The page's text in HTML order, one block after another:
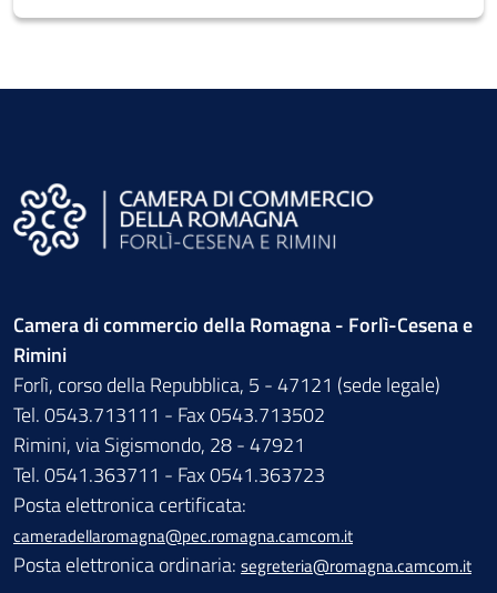
Camera di commercio della Romagna - Forlì-Cesena e
Rimini
Forlì, corso della Repubblica, 5 - 47121 (sede legale)
Tel. 0543.713111 - Fax 0543.713502
Rimini, via Sigismondo, 28 - 47921
Tel. 0541.363711 - Fax 0541.363723
Posta elettronica certificata:
cameradellaromagna@pec.romagna.camcom.it
Posta elettronica ordinaria: segreteria@romagna.camcom.it